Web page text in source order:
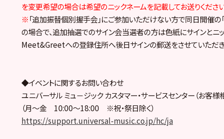
を変更希望の場合は希望のニックネームを記載してお送りください
※「追加振替個別握手会」にご参加いただけない方で同日開催の
の場合で、追加抽選でのサイン会当選者の方は色紙にサインとニ
Meet&Greetへの登録住所へ後日サインの郵送をさせていただき
◆イベントに関するお問い合わせ
ユニバーサル ミュ－ジック カスタマー・サービスセンター（お客様
（月～金 10:00～18:00 ※祝・祭日除く）
https://support.universal-music.co.jp/hc/ja